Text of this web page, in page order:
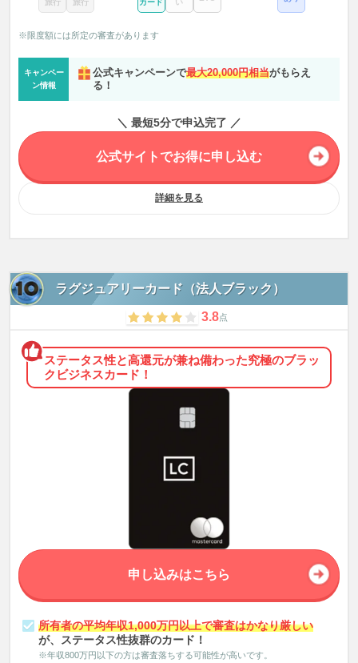
旅行
旅行
カード
い
※限度額には所定の審査があります
キャンペー
ン情報
公式キャンペーンで最大20,000円相当がもらえ
る！
＼ 最短5分で申込完了 ／
公式サイトでお得に申し込む
詳細を見る
ラグジュアリーカード（法人ブラック）
3.8点
ステータス性と高還元が兼ね備わった究極のブラッ
クビジネスカード！
所有者の平均年収1,000万円以上で審査はかなり厳しい
が、ステータス性抜群のカード！
※年収800万円以下の方は審査落ちする可能性が高いです。
申し込みはこちら